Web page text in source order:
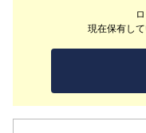
現在保有し